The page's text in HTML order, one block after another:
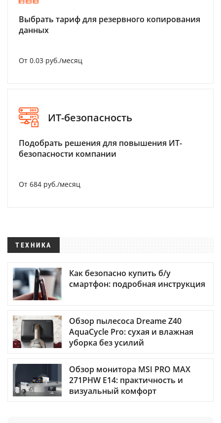
Выбрать тариф для резервного копирования
данных
От 0.03 руб./месяц
ИТ-безопасность
Подобрать решения для повышения ИТ-
безопасности компании
От 684 руб./месяц
ТЕХНИКА
Как безопасно купить б/у
смартфон: подробная инструкция
Обзор пылесоса Dreame Z40
AquaCycle Pro: сухая и влажная
уборка без усилий
Обзор монитора MSI PRO MAX
271PHW E14: практичность и
визуальный комфорт